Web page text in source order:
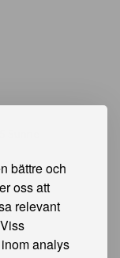
bättre och
oss att
relevant
analys
Sunne